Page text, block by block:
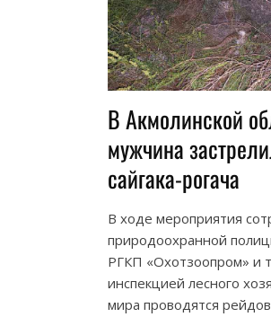
В Акмолинской
мужчина
сайгака-рогача
В ходе мероприятия
природоохранной
РГКП «Охотзоопром» и
инспекцией лесного
мира проводятся